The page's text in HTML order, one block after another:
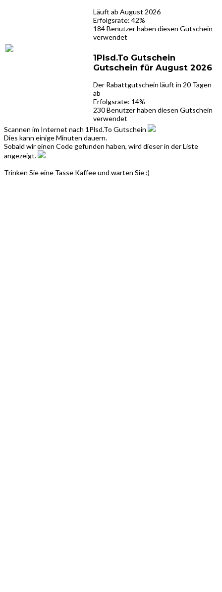
Läuft ab August 2026
Erfolgsrate: 42%
184 Benutzer haben diesen Gutschein
verwendet
1Plsd.To Gutschein
Gutschein für August 2026
Der Rabattgutschein läuft in 20 Tagen
ab
Erfolgsrate: 14%
230 Benutzer haben diesen Gutschein
verwendet
Scannen im Internet nach 1Plsd.To Gutschein
Dies kann einige Minuten dauern.
Sobald wir einen Code gefunden haben, wird dieser in der Liste
angezeigt.
Trinken Sie eine Tasse Kaffee und warten Sie :)